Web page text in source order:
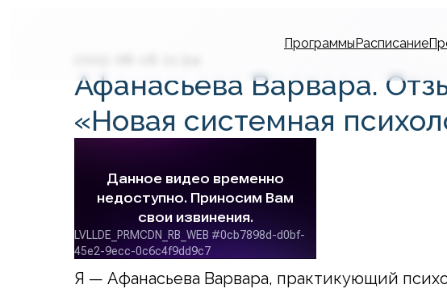
ПрограммыРасписание
Афанасьева Варвара.
«Новая системная
Я — Афанасьева Варвара, практикующий